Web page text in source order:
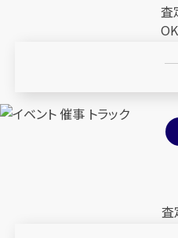
査
OK
査